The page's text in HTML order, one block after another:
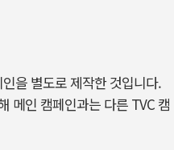
을 별도로 제작한 것입니다.
메인 캠페인과는 다른 TVC 캠